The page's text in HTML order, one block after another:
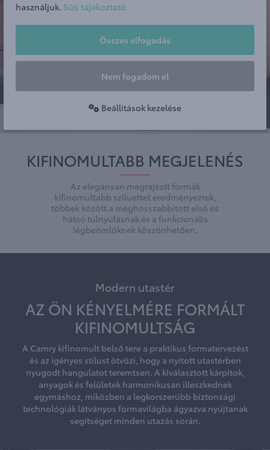
KIFINOMULTABB MEGJELENÉS
Az elegánsan megrajzolt formák
kifinomultabb sziluettet eredményeztek,
többek között a meghosszabbított első és
hátsó túlnyúlásnak és a funkcionális
légbeömlőknek köszönhetően.
Modern utastér
AZ ÖN KÉNYELMÉRE FORMÁLT
KIFINOMULTSÁG
A Camry kifinomult belső tere a praktikus formatervezést
és az igényes stílust ötvözi, hogy a nyitott utastérben
nyugodt hangulatot teremtsen. A kiválasztott kárpitok,
anyagok és felületek harmonikusan illeszkednek
egymáshoz, miközben a legkorszerűbb biztonsági
technológiák látványos formavilágba ágyazva nyújtanak
segítséget minden utazás során.
használjuk. Süti tájékoztató
Összes elfogadás
Nem fogadom el
Beállítások kezelése